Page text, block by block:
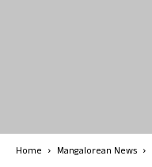
Home Mangalorean News